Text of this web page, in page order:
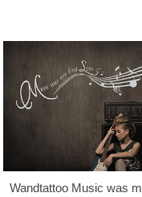
Wandtattoo Music was